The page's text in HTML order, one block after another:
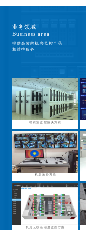
业务领域
Business area
提供高效的机房监控产品
和维护服务
档案室监控解决方案
机房监控系统
机房无线温湿度监控方案